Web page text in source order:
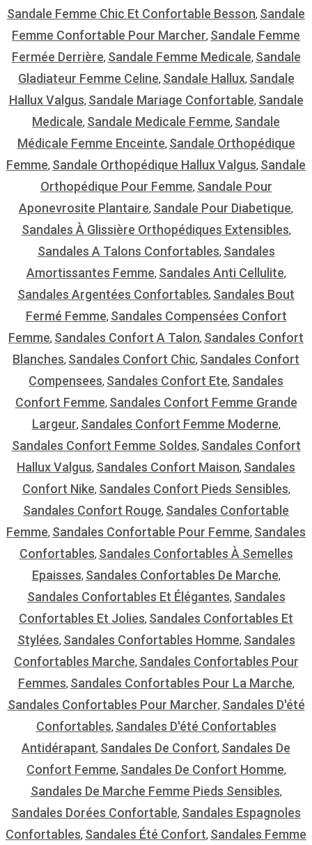
Sandale Femme Chic Et Confortable Besson, Sandale
Femme Confortable Pour Marcher, Sandale Femme
Fermée Derrière, Sandale Femme Medicale, Sandale
Gladiateur Femme Celine, Sandale Hallux, Sandale
Hallux Valgus, Sandale Mariage Confortable, Sandale
Medicale, Sandale Medicale Femme, Sandale
Médicale Femme Enceinte, Sandale Orthopédique
Femme, Sandale Orthopédique Hallux Valgus, Sandale
Orthopédique Pour Femme, Sandale Pour
Aponevrosite Plantaire, Sandale Pour Diabetique,
Sandales À Glissière Orthopédiques Extensibles,
Sandales A Talons Confortables, Sandales
Amortissantes Femme, Sandales Anti Cellulite,
Sandales Argentées Confortables, Sandales Bout
Fermé Femme, Sandales Compensées Confort
Femme, Sandales Confort A Talon, Sandales Confort
Blanches, Sandales Confort Chic, Sandales Confort
Compensees, Sandales Confort Ete, Sandales
Confort Femme, Sandales Confort Femme Grande
Largeur, Sandales Confort Femme Moderne,
Sandales Confort Femme Soldes, Sandales Confort
Hallux Valgus, Sandales Confort Maison, Sandales
Confort Nike, Sandales Confort Pieds Sensibles,
Sandales Confort Rouge, Sandales Confortable
Femme, Sandales Confortable Pour Femme, Sandales
Confortables, Sandales Confortables À Semelles
Epaisses, Sandales Confortables De Marche,
Sandales Confortables Et Élégantes, Sandales
Confortables Et Jolies, Sandales Confortables Et
Stylées, Sandales Confortables Homme, Sandales
Confortables Marche, Sandales Confortables Pour
Femmes, Sandales Confortables Pour La Marche,
Sandales Confortables Pour Marcher, Sandales D'été
Confortables, Sandales D'été Confortables
Antidérapant, Sandales De Confort, Sandales De
Confort Femme, Sandales De Confort Homme,
Sandales De Marche Femme Pieds Sensibles,
Sandales Dorées Confortable, Sandales Espagnoles
Confortables, Sandales Été Confort, Sandales Femme